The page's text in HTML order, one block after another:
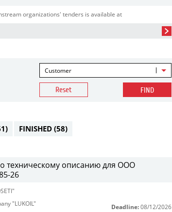
organizations' tenders is available at
Customer
Reset FIND
FINISHED (58)
техническому описанию для ООО
26
"LUKOIL"
Deadline: 08/12/2026